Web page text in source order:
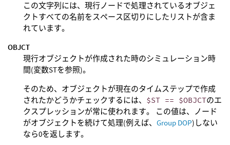
この文字列には、現行ノードで処理されているオブジェ
クトすべての名前をスペース区切りにしたリストが含ま
れています。
OBJCT
現行オブジェクトが作成された時のシミュレーション時
間(変数STを参照)。
そのため、オブジェクトが現在のタイムステップで作成
されたかどうかチェックするには、 $ST == $OBJCTのエ
クスプレッションが常に使われます。 この値は、ノード
がオブジェクトを続けて処理(例えば、 Group DOP)しない
なら0を返します。